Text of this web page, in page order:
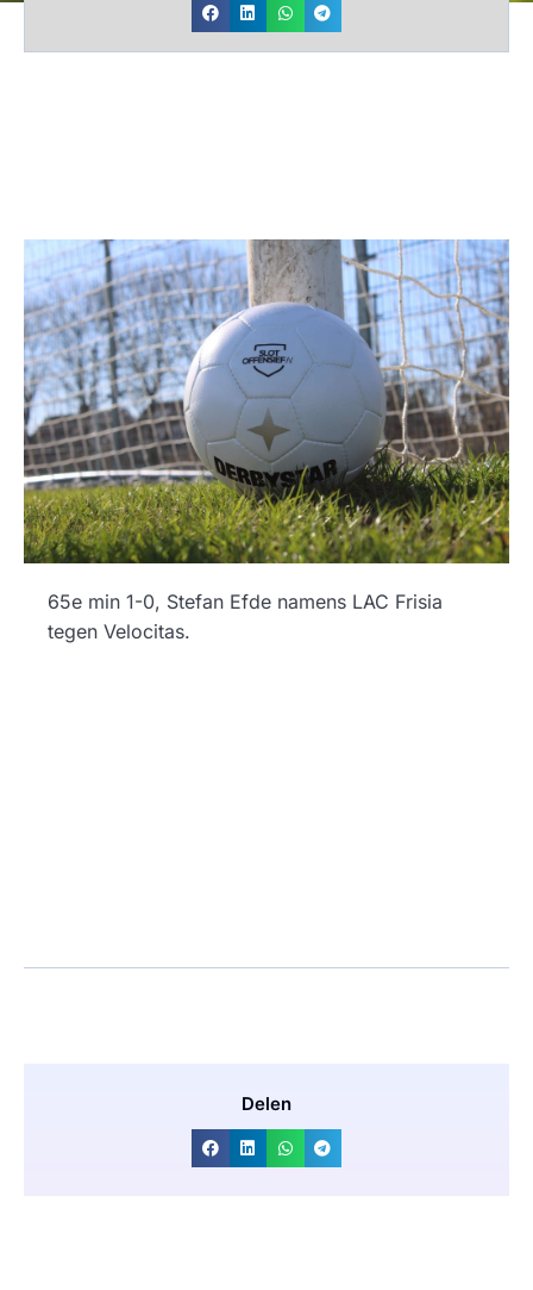
65e min 1-0, Stefan Efde namens LAC Frisia
tegen Velocitas.
Delen